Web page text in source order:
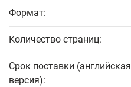
Формат:
Количество страниц:
Срок поставки (английская
версия):